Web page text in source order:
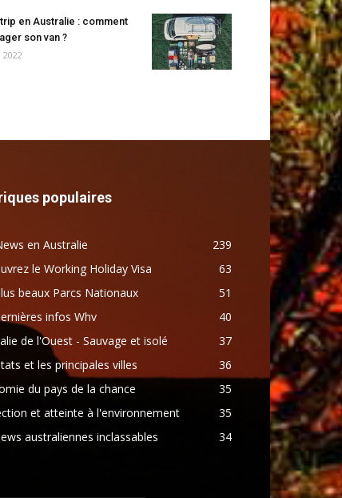
en Australie : comment
son van ?
2022
populaires
en Australie
239
le Working Holiday Visa
63
beaux Parcs Nationaux
51
infos Whv
40
de l'Ouest - Sauvage et isolé
37
et les principales villes
36
du pays de la chance
35
et atteinte à l'environnement
35
australiennes inclassables
34